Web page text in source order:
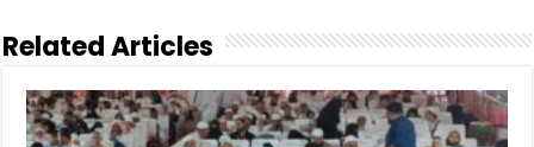
Related Articles